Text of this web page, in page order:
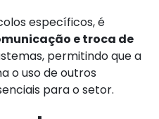
específicos, é
e troca de
permitindo que a
o uso de outros
para o setor.